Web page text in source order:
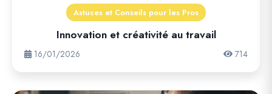
Astuces et Conseils pour les Pros
Innovation et créativité au travail
16/01/2026 714